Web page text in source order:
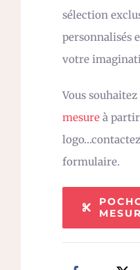
sélection
personnalisés
votre
Vous
mesure à partir
formulaire.